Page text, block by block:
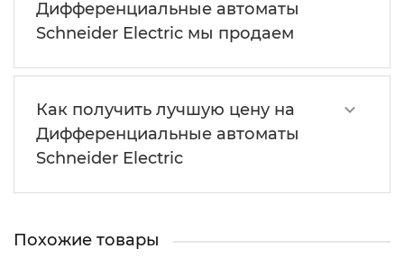
Дифференциальные автоматы
Schneider Electric мы продаем
Как получить лучшую цену на
Дифференциальные автоматы
Schneider Electric
Похожие товары